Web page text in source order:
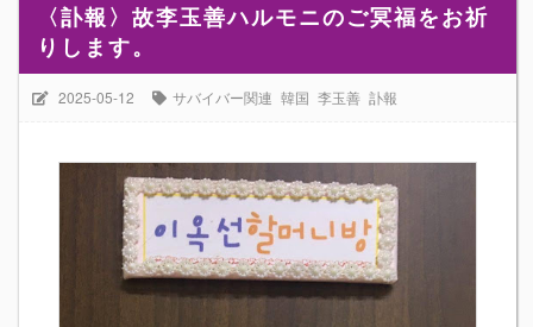
〈訃報〉故李玉善ハルモニのご冥福をお祈
りします。
2025-05-12 サバイバー関連 韓国 李玉善 訃報